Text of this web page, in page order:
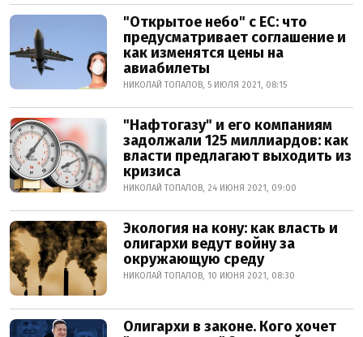
"Открытое небо" с ЕС: что
предусматривает соглашение и
как изменятся цены на
авиабилеты
НИКОЛАЙ ТОПАЛОВ, 5 ИЮЛЯ 2021, 08:15
"Нафтогазу" и его компаниям
задолжали 125 миллиардов: как
власти предлагают выходить из
кризиса
НИКОЛАЙ ТОПАЛОВ, 24 ИЮНЯ 2021, 09:00
Экология на кону: как власть и
олигархи ведут войну за
окружающую среду
НИКОЛАЙ ТОПАЛОВ, 10 ИЮНЯ 2021, 08:30
Олигархи в законе. Кого хочет